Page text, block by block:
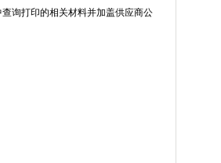
询打印的相关材料并加盖供应商公